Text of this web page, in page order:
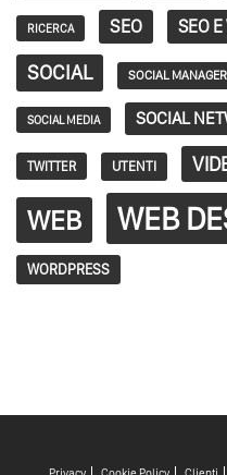
RICERCA SEO SEO
SOCIAL SOCIAL MANAGER
SOCIAL MEDIA SOCIAL
TWITTER UTENTI
WEB WEB
WORDPRESS